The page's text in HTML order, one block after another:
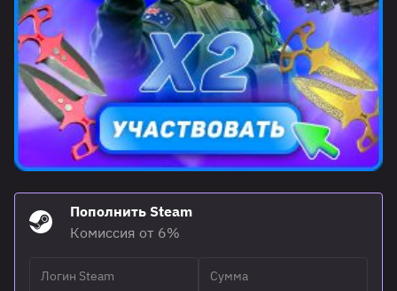
Пополнить Steam
Комиссия от 6%